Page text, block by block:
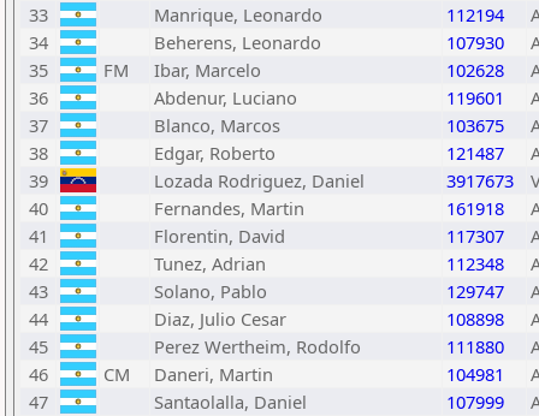
33
Manrique, Leonardo 112194
34
Beherens, Leonardo 107930
35
FM Ibar, Marcelo 102628
36
Abdenur, Luciano 119601
37
Blanco, Marcos 103675
38
Edgar, Roberto 121487
39
Lozada Rodriguez, Daniel 3917673
40
Fernandes, Martin 161918
41
Florentin, David 117307
42
Tunez, Adrian 112348
43
Solano, Pablo 129747
44
Diaz, Julio Cesar 108898
45
Perez Wertheim, Rodolfo 111880
46
CM Daneri, Martin 104981
47
Santaolalla, Daniel 107999